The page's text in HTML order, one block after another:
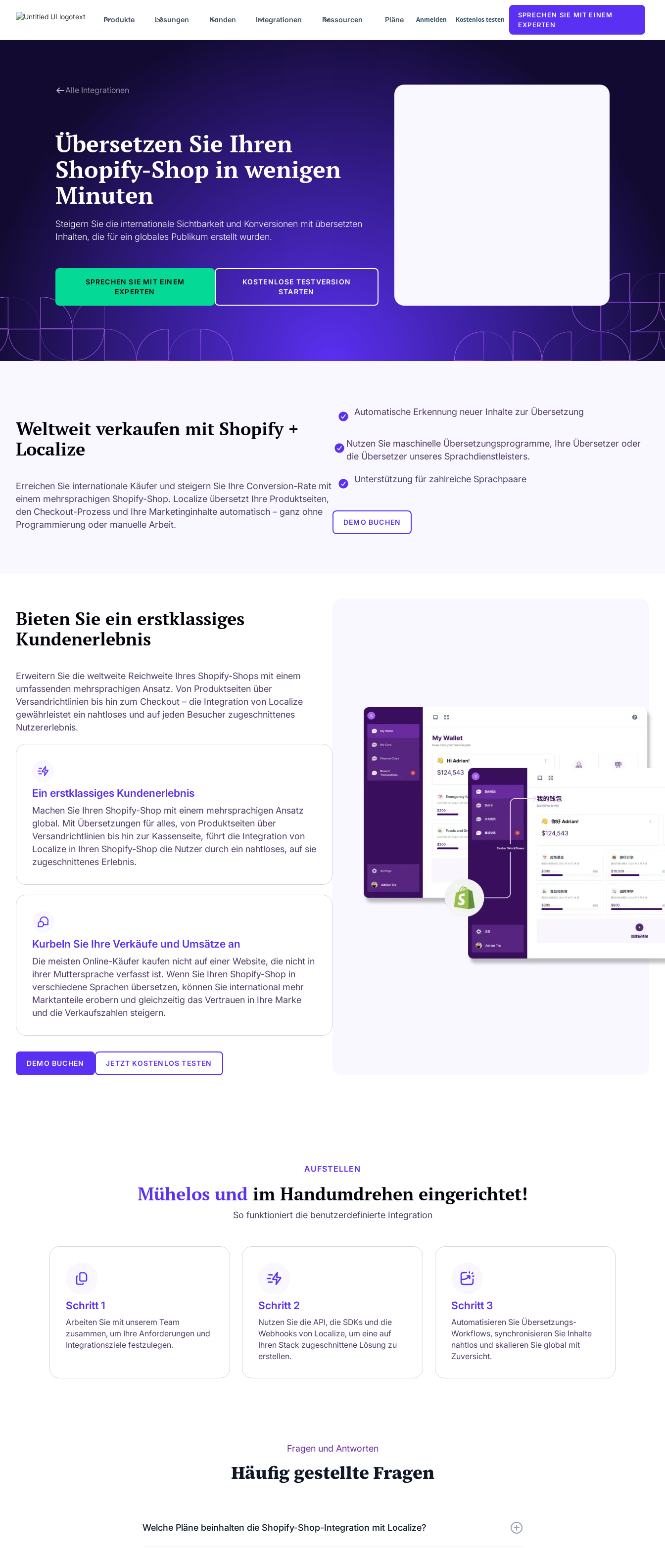
Produkte Lösungen Kunden Integrationen Ressourcen Pläne Anmelden Kostenlos testen
SPRECHEN SIE MIT EINEM
EXPERTEN
Alle Integrationen
Übersetzen Sie Ihren
Shopify-Shop in wenigen
Minuten
Steigern Sie die internationale Sichtbarkeit und Konversionen mit übersetzten
Inhalten, die für ein globales Publikum erstellt wurden.
SPRECHEN SIE MIT EINEM
EXPERTEN
KOSTENLOSE TESTVERSION
STARTEN
Weltweit verkaufen mit Shopify +
Localize
Erreichen Sie internationale Käufer und steigern Sie Ihre Conversion-Rate mit
einem mehrsprachigen Shopify-Shop. Localize übersetzt Ihre Produktseiten,
den Checkout-Prozess und Ihre Marketinginhalte automatisch – ganz ohne
Programmierung oder manuelle Arbeit.
Automatische Erkennung neuer Inhalte zur Übersetzung
Nutzen Sie maschinelle Übersetzungsprogramme, Ihre Übersetzer oder
die Übersetzer unseres Sprachdienstleisters.
Unterstützung für zahlreiche Sprachpaare
DEMO BUCHEN
Bieten Sie ein erstklassiges
Kundenerlebnis
Erweitern Sie die weltweite Reichweite Ihres Shopify-Shops mit einem
umfassenden mehrsprachigen Ansatz. Von Produktseiten über
Versandrichtlinien bis hin zum Checkout – die Integration von Localize
gewährleistet ein nahtloses und auf jeden Besucher zugeschnittenes
Nutzererlebnis.
Ein erstklassiges Kundenerlebnis
Machen Sie Ihren Shopify-Shop mit einem mehrsprachigen Ansatz
global. Mit Übersetzungen für alles, von Produktseiten über
Versandrichtlinien bis hin zur Kassenseite, führt die Integration von
Localize in Ihren Shopify-Shop die Nutzer durch ein nahtloses, auf sie
zugeschnittenes Erlebnis.
Kurbeln Sie Ihre Verkäufe und Umsätze an
Die meisten Online-Käufer kaufen nicht auf einer Website, die nicht in
ihrer Muttersprache verfasst ist. Wenn Sie Ihren Shopify-Shop in
verschiedene Sprachen übersetzen, können Sie international mehr
Marktanteile erobern und gleichzeitig das Vertrauen in Ihre Marke
und die Verkaufszahlen steigern.
DEMO BUCHEN JETZT KOSTENLOS TESTEN
AUFSTELLEN
Mühelos und im Handumdrehen eingerichtet!
So funktioniert die benutzerdefinierte Integration
Schritt 1
Arbeiten Sie mit unserem Team
zusammen, um Ihre Anforderungen und
Integrationsziele festzulegen.
Schritt 2
Nutzen Sie die API, die SDKs und die
Webhooks von Localize, um eine auf
Ihren Stack zugeschnittene Lösung zu
erstellen.
Schritt 3
Automatisieren Sie Übersetzungs-
Workflows, synchronisieren Sie Inhalte
nahtlos und skalieren Sie global mit
Zuversicht.
Fragen und Antworten
Häufig gestellte Fragen
Welche Pläne beinhalten die Shopify-Shop-Integration mit Localize?